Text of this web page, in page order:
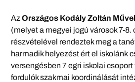
AzOrszágos Kodály Zoltán
(melyet a megyei jogú városok 7-
részvételével rendeztek meg a
harmadik helyezést ért el iskolánk
versengésben 7 egri iskolai csoport
fordulók szakmai koordinálását